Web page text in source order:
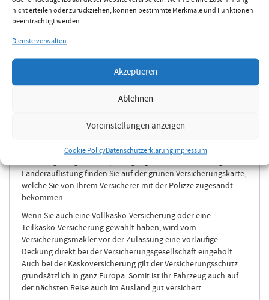
nicht erteilen oder zurückziehen, können bestimmte Merkmale und Funktionen
beeinträchtigt werden.
Dienste verwalten
Akzeptieren
Ablehnen
Voreinstellungen anzeigen
Cookie PolicyDatenschutzerklärungImpressum
chegg.net-Experten das für Sie passende Produkt aus. Unser
Versicherungsmakler bei Ihnen vor Ort übernimmt weitgehend
alle Formalitäten für das Abschließen des Vertrages. Von ihm
erhalten Sie auch die Versicherungsbestätigung der
ausgewählten Versicherungsgesellschaft entweder persönlich,
per Post oder ganz unkompliziert per Fax an die
Zulassungsstelle.
Wenn Sie das Anmelden Ihres Autos selbst durchführen
schnell eine KFZ-Zulassungsstelle für Ihren Zulassungsbezirk.
beginnt ab dem Zeitpunkt der behördlichen Zulassung und gilt
Länderauflistung finden Sie auf der grünen Versicherungskarte,
welche Sie von Ihrem Versicherer mit der Polizze zugesandt
bekommen.
Wenn Sie auch eine Vollkasko-Versicherung oder eine
Teilkasko-Versicherung gewählt haben, wird vom
Versicherungsmakler vor der Zulassung eine vorläufige
Deckung direkt bei der Versicherungsgesellschaft eingeholt.
Auch bei der Kaskoversicherung gilt der Versicherungsschutz
grundsätzlich in ganz Europa. Somit ist ihr Fahrzeug auch auf
der nächsten Reise auch im Ausland gut versichert.